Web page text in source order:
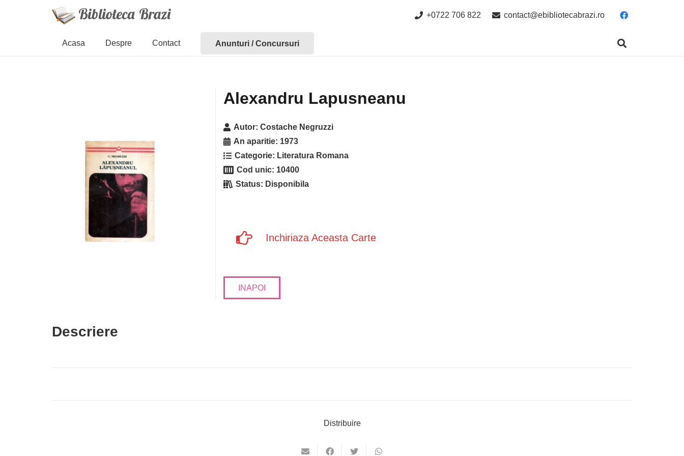
+0722 706 822 contact@ebibliotecabrazi.ro
Acasa Despre Contact Anunturi / Concursuri
Alexandru Lapusneanu
Autor:Costache Negruzzi
An aparitie: 1973
Categorie: Literatura Romana
Cod unic: 10400
Status: Disponibila
Inchiriaza Aceasta Carte
INAPOI
Descriere
Distribuire